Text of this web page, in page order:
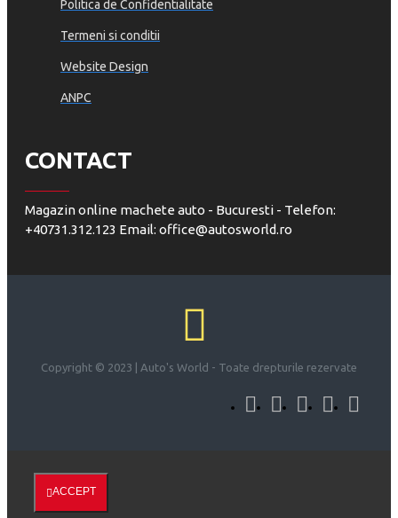
Politica de Confidentialitate
Termeni si conditii
Website Design
ANPC
CONTACT
Magazin online machete auto - Bucuresti - Telefon:
+40731.312.123 Email: office@autosworld.ro
Copyright © 2023 | Auto's World - Toate drepturile rezervate
ACCEPT